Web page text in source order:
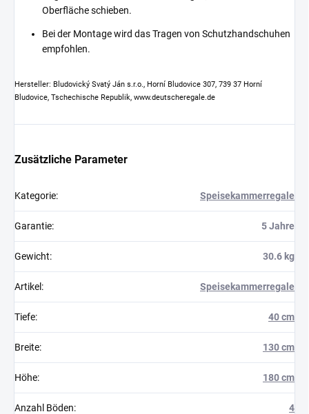
Oberfläche schieben.
Bei der Montage wird das Tragen von Schutzhandschuhen
empfohlen.
Hersteller: Bludovický Svatý Ján s.r.o., Horní Bludovice 307, 739 37 Horní
Bludovice, Tschechische Republik, www.deutscheregale.de
Zusätzliche Parameter
Kategorie: Speisekammerregale
Garantie: 5 Jahre
Gewicht: 30.6 kg
Artikel : Speisekammerregale
Tiefe: 40 cm
Breite: 130 cm
Höhe: 180 cm
Anzahl Böden: 4